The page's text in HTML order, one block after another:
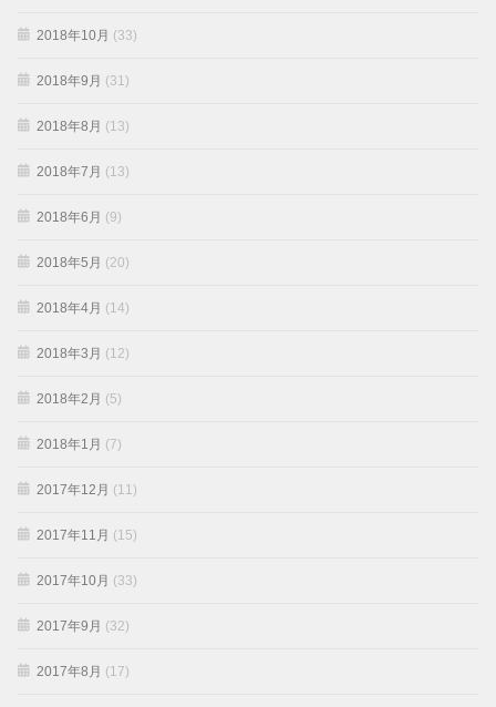
2018年10月 (33)
2018年9月 (31)
2018年8月 (13)
2018年7月 (13)
2018年6月 (9)
2018年5月 (20)
2018年4月 (14)
2018年3月 (12)
2018年2月 (5)
2018年1月 (7)
2017年12月 (11)
2017年11月 (15)
2017年10月 (33)
2017年9月 (32)
2017年8月 (17)